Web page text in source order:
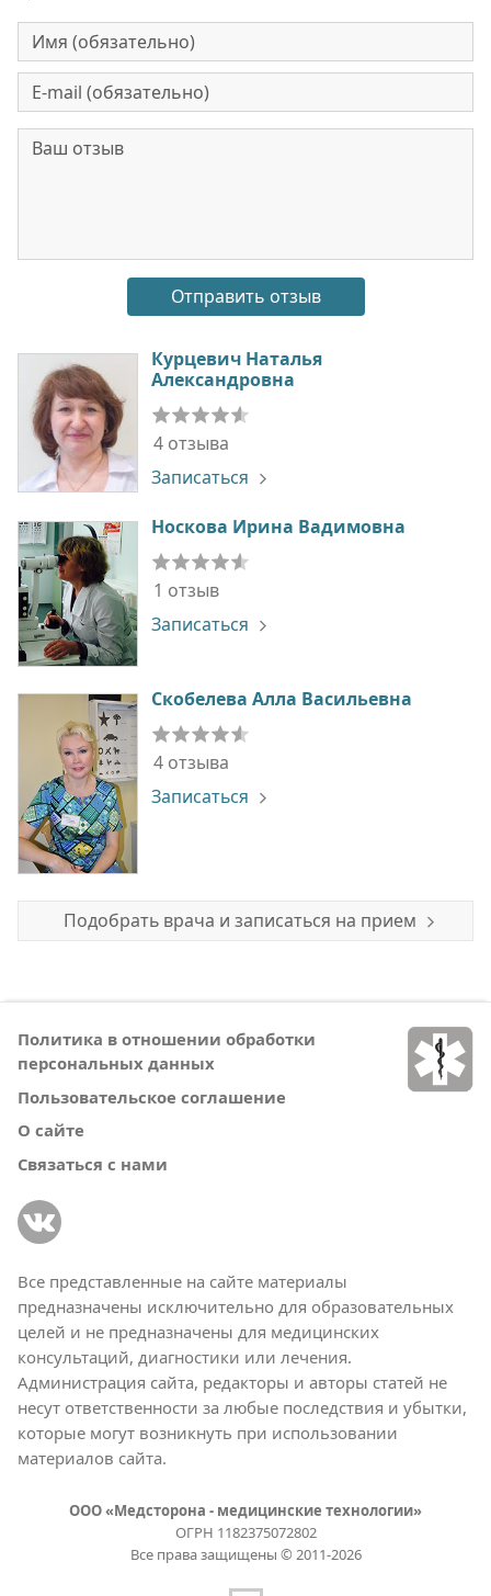
Курцевич Наталья
Александровна
4 отзыва
Записаться
Носкова Ирина Вадимовна
1 отзыв
Записаться
Скобелева Алла Васильевна
4 отзыва
Записаться
Подобрать врача и записаться на прием
Политика в отношении обработки
персональных данных
Пользовательское соглашение
О сайте
Связаться с нами
Все представленные на сайте материалы
предназначены исключительно для образовательных
целей и не предназначены для медицинских
консультаций, диагностики или лечения.
Администрация сайта, редакторы и авторы статей не
несут ответственности за любые последствия и убытки,
которые могут возникнуть при использовании
материалов сайта.
ООО «Медсторона - медицинские технологии»
ОГРН 1182375072802
Все права защищены © 2011-2026